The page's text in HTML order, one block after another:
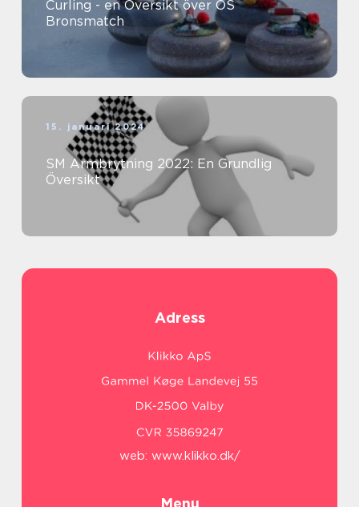
Curling - en Översikt över OS
Bronsmatch
15. januari 2024
SM Armbrytning 2022: En Grundlig
Översikt
Adress
web: www.klikko.dk/
Menu